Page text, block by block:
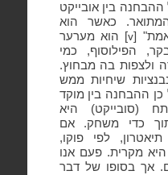
בין אובייקט
כאשר הוא
[
v] הוא מערער
הפילוסוף, כמי
ולצפות בה מבחוץ.
שיחיות ממש
ההבחנה בין מוקד
(סובייקט) היא
כדי משחק. אם
לפי פוקו,
מקרית. פעם אנו
אך בסופו של דבר